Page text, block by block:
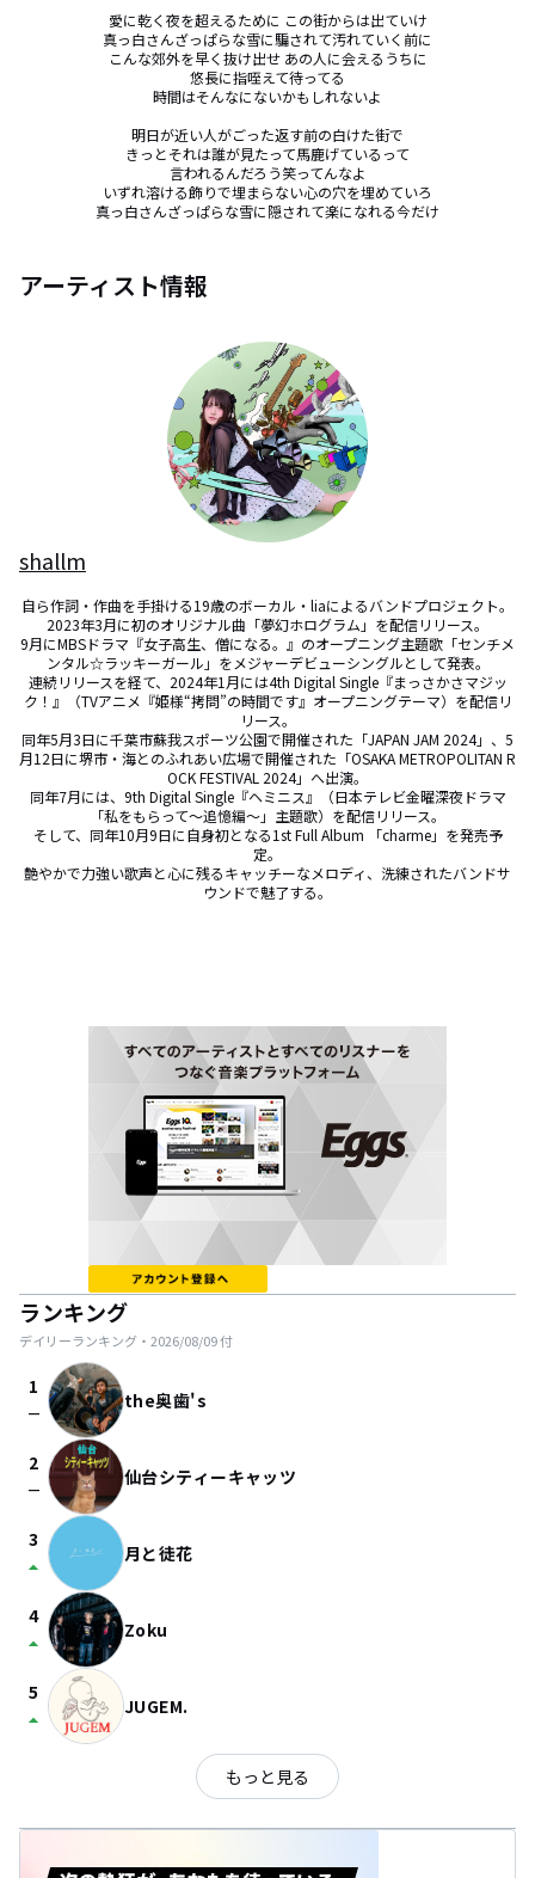
愛に乾く夜を超えるために この街からは出ていけ
真っ白さんざっぱらな雪に騙されて汚れていく前に
こんな郊外を早く抜け出せ あの人に会えるうちに
悠長に指咥えて待ってる
時間はそんなにないかもしれないよ
明日が近い人がごった返す前の白けた街で
きっとそれは誰が見たって馬鹿げているって
言われるんだろう笑ってんなよ
いずれ溶ける飾りで埋まらない心の穴を埋めていろ
真っ白さんざっぱらな雪に隠されて楽になれる今だけ
アーティスト情報
shallm
自ら作詞・作曲を手掛ける19歳のボーカル・liaによるバンドプロジェクト。
2023年3月に初のオリジナル曲「夢幻ホログラム」を配信リリース。
9月にMBSドラマ『女子高生、僧になる。』のオープニング主題歌「センチメ
ンタル☆ラッキーガール」をメジャーデビューシングルとして発表。
連続リリースを経て、2024年1月には4th Digital Single『まっさかさマジッ
ク！』（TVアニメ『姫様“拷問”の時間です』オープニングテーマ）を配信リ
リース。
同年5月3日に千葉市蘇我スポーツ公園で開催された「JAPAN JAM 2024」、5
月12日に堺市・海とのふれあい広場で開催された「OSAKA METROPOLITAN R
OCK FESTIVAL 2024」へ出演。
同年7月には、9th Digital Single『ヘミニス』（日本テレビ金曜深夜ドラマ
「私をもらって～追憶編～」主題歌）を配信リリース。
そして、同年10月9日に自身初となる1st Full Album 「charme」を発売予
定。
艶やかで力強い歌声と心に残るキャッチーなメロディ、洗練されたバンドサ
ウンドで魅了する。
ランキング
デイリーランキング・ 2026/08/09付
1
check_indeterminate_small the奥歯's
2
check_indeterminate_small 仙台シティーキャッツ
3
arrow_drop_up 月と徒花
4
arrow_drop_up Zoku
5
arrow_drop_up JUGEM.
もっと見る